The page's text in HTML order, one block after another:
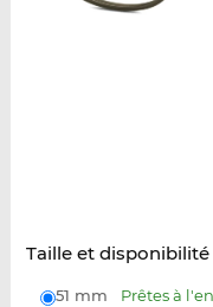
Taille et disponibilité
51 mm Prêtes à